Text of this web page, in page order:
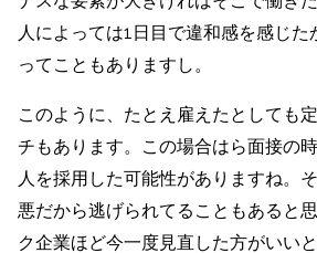
人によっては1日目で違和感を感じた
ってこともありますし。
このように、たとえ雇えたとしても
チもあります。この場合はら面接の
人を採用した可能性がありますね。
悪だから逃げられてることもあると
ク企業ほど今一度見直した方がいいと